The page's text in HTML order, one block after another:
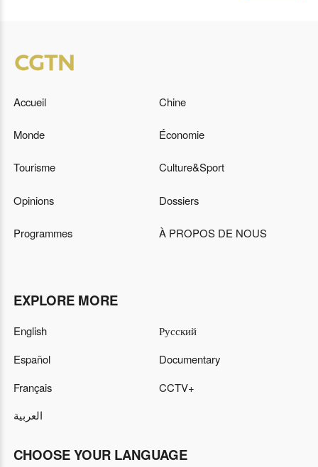
Accueil Chine
Monde Économie
Tourisme Culture&Sport
Opinions Dossiers
Programmes À PROPOS DE NOUS
EXPLORE MORE
English
Español
Français
العربية
Русский
Documentary
CCTV+
CHOOSE YOUR LANGUAGE